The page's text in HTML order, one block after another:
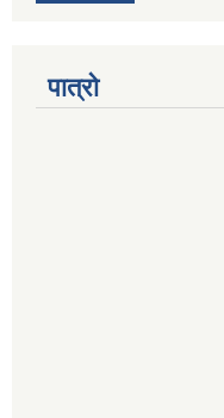
पात्रो